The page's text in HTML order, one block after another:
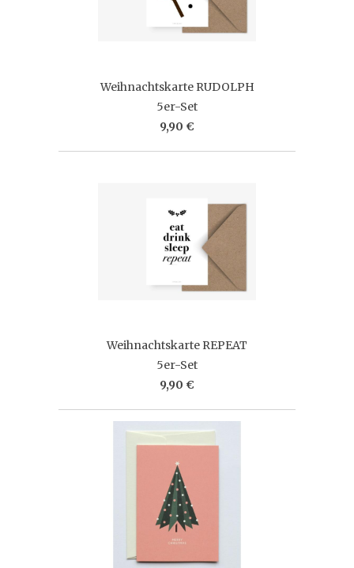
Weihnachtskarte RUDOLPH
5er-Set
9,90 €
Weihnachtskarte REPEAT
5er-Set
9,90 €